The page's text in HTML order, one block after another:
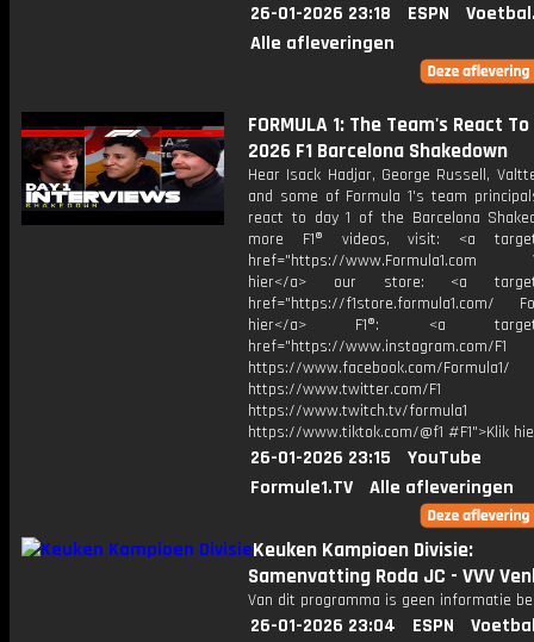
26-01-2026 23:18 ESPN
Alle afleveringen
FORMULA 1: The Team's React To
2026 F1 Barcelona Shakedown
Hear Isack Hadjar, George Russell,
and some of Formula 1's team
react to day 1 of the Barcelona
more F1® videos, visit: <a
href="https://www.Formula1.com
hier</a> our store: <a
href="https://f1store.formula1.com/
hier</a> F1®: <a
href="https://www.instagram.com/F1
https://www.facebook.com/Formula1/
https://www.twitter.com/F1
https://www.twitch.tv/formula1
https://www.tiktok.com/@f1 #F1">Klik
26-01-2026 23:15
YouTube
Formule1.TV
Alle afleveringen
Keuken Kampioen Divisie:
Samenvatting Roda JC - VVV
Van dit programma is geen informatie
26-01-2026 23:04 ESPN